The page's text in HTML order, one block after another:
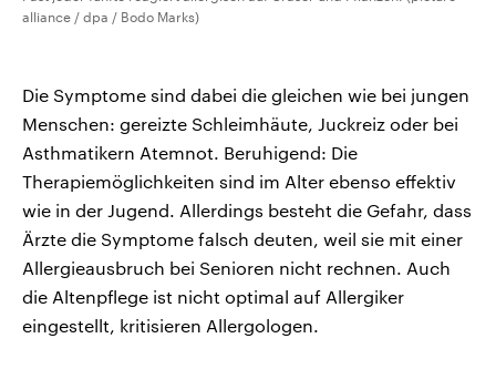
alliance / dpa / Bodo Marks)
Die Symptome sind dabei die gleichen wie bei jungen
Menschen: gereizte Schleimhäute, Juckreiz oder bei
Asthmatikern Atemnot. Beruhigend: Die
Therapiemöglichkeiten sind im Alter ebenso effektiv
wie in der Jugend. Allerdings besteht die Gefahr, dass
Ärzte die Symptome falsch deuten, weil sie mit einer
Allergieausbruch bei Senioren nicht rechnen. Auch
die Altenpflege ist nicht optimal auf Allergiker
eingestellt, kritisieren Allergologen.